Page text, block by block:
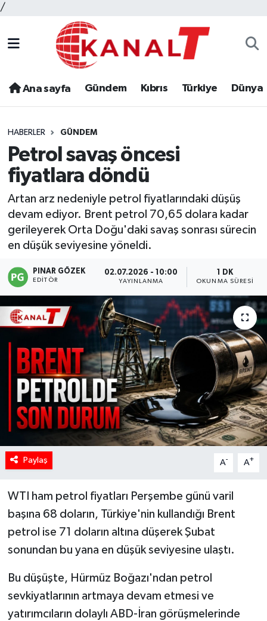
/
Ana sayfa Gündem Kıbrıs Türkiye Dünya
HABERLER GÜNDEM
Petrol savaş öncesi
fiyatlara döndü
Artan arz nedeniyle petrol fiyatlarındaki düşüş
devam ediyor. Brent petrol 70,65 dolara kadar
gerileyerek Orta Doğu'daki savaş sonrası sürecin
en düşük seviyesine yöneldi.
PINAR GÖZEK
EDITÖR
02.07.2026 - 10:00
YAYINLANMA
1 DK
OKUNMA SÜRESI
Paylaş A- A+
WTI ham petrol fiyatları Perşembe günü varil
başına 68 doların, Türkiye'nin kullandığı Brent
petrol ise 71 doların altına düşerek Şubat
sonundan bu yana en düşük seviyesine ulaştı.
Bu düşüşte, Hürmüz Boğazı'ndan petrol
sevkiyatlarının artmaya devam etmesi ve
yatırımcıların dolaylı ABD-İran görüşmelerinde